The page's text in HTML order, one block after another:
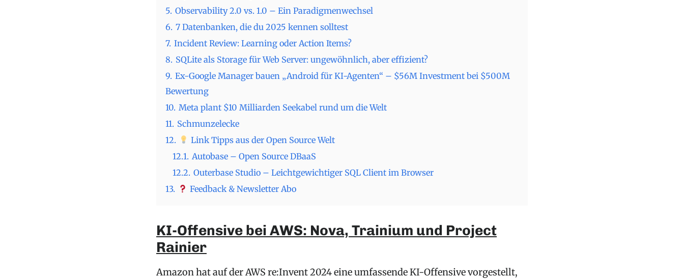
5. Observability 2.0 vs. 1.0 – Ein Paradigmenwechsel
6. 7 Datenbanken, die du 2025 kennen solltest
7. Incident Review: Learning oder Action Items?
8. SQLite als Storage für Web Server: ungewöhnlich, aber effizient?
9. Ex-Google Manager bauen „Android für KI-Agenten“ – $56M Investment bei $500M
Bewertung
10. Meta plant $10 Milliarden Seekabel rund um die Welt
11. Schmunzelecke
12.
Link Tipps aus der Open Source Welt
12.1. Autobase – Open Source DBaaS
12.2. Outerbase Studio – Leichtgewichtiger SQL Client im Browser
13.
Feedback & Newsletter Abo
KI-Offensive bei AWS: Nova, Trainium und Project
Rainier
Amazon hat auf der AWS re:Invent 2024 eine umfassende KI-Offensive vorgestellt,